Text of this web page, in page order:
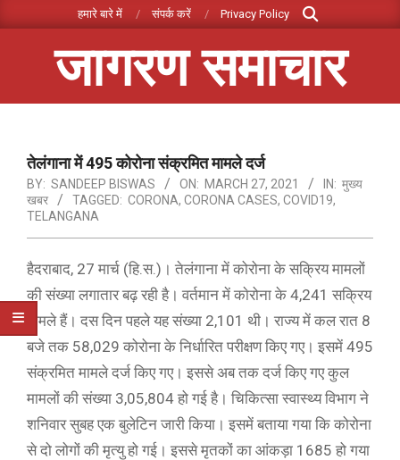
to
हमारे बारे में संपर्क करें Privacy Policy
Search
जागरण समाचार
Menuतेलंगाना में 495 कोरोना संक्रमित मामले दर्ज
BY: SANDEEP BISWAS ON: MARCH 27, 2021 IN: मुख्य
खबर
TAGGED: CORONA, CORONA CASES, COVID19,
TELANGANA
हैदराबाद, 27 मार्च (हि.स.)। तेलंगाना में कोरोना के सक्रिय मामलों
की संख्या लगातार बढ़ रही है। वर्तमान में काेरोना के 4,241 सक्रिय
मामले हैं। दस दिन पहले यह संख्या 2,101 थी। राज्य में कल रात 8
बजे तक 58,029 कोरोना के निर्धारित ​​परीक्षण किए गए। इसमें 495
संक्रमित मामले दर्ज किए गए। इससे अब तक दर्ज किए गए कुल
मामलों की संख्या 3,05,804 हो गई है। चिकित्सा स्वास्थ्य विभाग ने
शनिवार सुबह एक बुलेटिन जारी किया। इसमें बताया गया कि कोरोना
से दो लोगों की मृत्यु हो गई। इससे मृतकों का आंकड़ा 1685 हो गया